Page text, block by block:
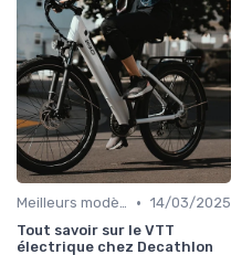
Meilleurs modèles et marques • 14/03/2025
Tout savoir sur le VTT
électrique chez Decathlon